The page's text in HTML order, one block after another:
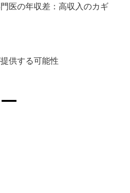
医の年収差：高収入のカギ
供する可能性